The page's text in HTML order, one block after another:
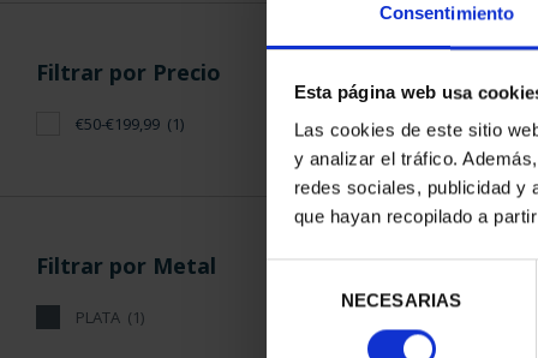
Consentimiento
Esta página web usa
Las cookies de este sitio
y analizar el tráfico.
redes sociales, publicidad y
que hayan recopilado a
consentimiento
NECESARIAS
Filtrar por Precio
€50-€199,99 (1)
Filtrar por Metal
PLATA (1)
CIUDADES
ALCALÁ